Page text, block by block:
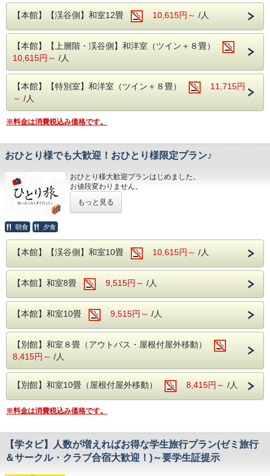
～カップルにおすすめ！2人の距離が縮まる無料の館内施設
～
当館では、ご滞在をより楽しくする無料施設を多数ご用意し
ております。
選べる3種の貸切風呂（陶器・ヒノキ・石）
楽しみいただけます。
2人だけの特別な思い出作りに外せないイチオシ施設です。
※貸切風呂の予約を確定するものではございません。
ふたりで白熱！館内アミューズメント
2人だけの笑顔あふれる時間を過ごせます。
貸切風呂やカラオケ等の無料施設は【完全予約制】です。
ご宿泊当日の13:00より、フロントにて先着順でご予約を承
ります。
（※お電話での事前予約は承っておりません。ぜひお早めに
ちら！～
【本館】【上層階・渓谷側】和洋室（ツイン＋8畳）には、
「シモンズ」製ベッドを2台ご用意しました。
の極上の眠りを提供いたします。
温泉でゆったり体をほぐした後は、上質なベッドに身を委ね
て、心地よい川のせせらぎを聞きながら、日頃の疲れを癒や
すリラックスタイムをお届けします。
～お楽しみのディナー＆モーニング～
朝・夜は和洋中バイキング。
季節ごとのフェア料理をはじめ、バラエティ豊かなメニュー
さらに充実の飲み放題付き。
お酒好きなカップルにも嬉しい、飲み放題がセットになって
います。
美味しい料理と美味しいお酒で、夜の会話も弾みます。
ぜひお早めにご予約ください！
※景色はベランダからの眺望となっております。
【本館】【渓谷側】和室12畳 10,615円～ /人
【本館】【上層階・渓谷側】和洋室（ツイン＋８畳）
10,615円～ /人
【本館】【特別室】和洋室（ツイン＋８畳）
11,715円
～ /人
※料金は消費税込み価格です。
おひとり様でも大歓迎！おひとり様限定プラン♪
おひとり様大歓迎プランはじめました。
お値段変わりません。
テレワーク・出張・観光にご利用はいかがですか。
当ホテル館内はwifiを無料で利用できますのでビジネスにも
（一人カラオケ・貸切風呂が無料は伊東園ホテルならで
繁忙期は販売しておりませんので、限定販売となります。
【料 理】
約60種類の料理をご用意！
和・洋・中とバイキングならではのお食事がお楽しみいただ
けます♪
また、フェアを行っている際はそちらの料理もお召し上がり
いただけます♪
好きな分だけお料理がお楽しみいただける中、飲み放題もつ
疲れた体の休息にアルコール・ソフトドリンクをお楽しみく
ださい♪
ご朝食もバイキングでご用意！
朝ごはんも種類豊富！フルーツやコンフレークなど気軽にお
召し上げれるものございます！
また、朝も和・洋とご用意しております！
【温 泉】
当館限定となっております！
もっと見る
朝食 夕食
【本館】【渓谷側】和室10畳 10,615円～ /人
【本館】和室8畳 9,515円～ /人
【本館】和室10畳 9,515円～ /人
【別館】和室８畳（アウトバス・屋根付屋外移動）
8,415円～ /人
【別館】和室10畳（屋根付屋外移動） 8,415円～ /人
※料金は消費税込み価格です。
【学タビ】人数が増えればお得な学生旅行プラン(ゼミ旅行
＆サークル・クラブ合宿大歓迎！)～要学生証提示